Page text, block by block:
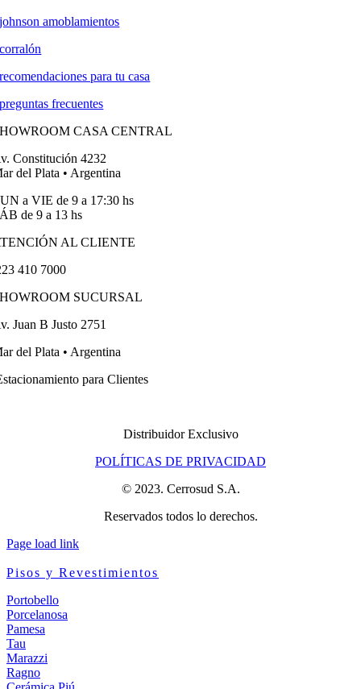
johnson amoblamientos
corralón
recomendaciones para tu casa
preguntas frecuentes
CASA CENTRAL
Constitución 4232
del Plata • Argentina
a VIE de 9 a 17:30 hs
de 9 a 13 hs
AL CLIENTE
410 7000
SUCURSAL
Juan B Justo 2751
del Plata • Argentina
para Clientes
Distribuidor Exclusivo
POLÍTICAS DE PRIVACIDAD
© 2023. Cerrosud S.A.
Reservados todos lo derechos.
Page load link
Pisos y Revestimientos
Portobello
Porcelanosa
Pamesa
Tau
Marazzi
Ragno